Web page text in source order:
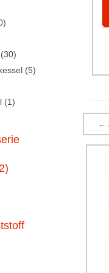
←
(5)
(1)